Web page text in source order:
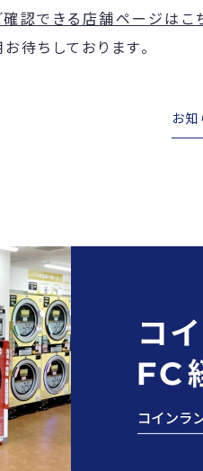
認できる店舗ページはこ
待ちしております。
お